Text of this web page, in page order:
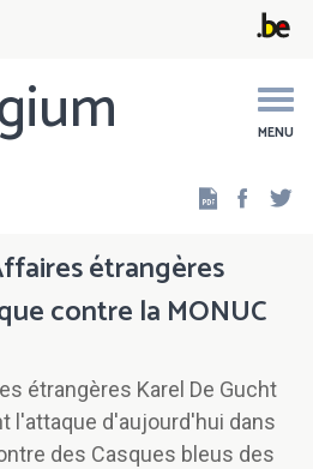
MENU
étrangères
contre la MONUC
étrangères Karel De Gucht
l'attaque d'aujourd'hui dans
des Casques bleus des